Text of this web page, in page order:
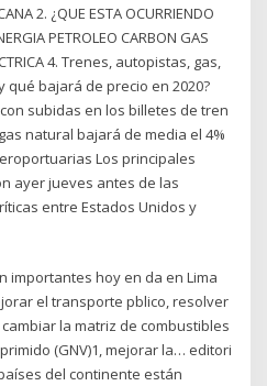
2. ¿QUE ESTA OCURRIENDO
PETROLEO CARBON GAS
4. Trenes, autopistas, gas,
qué bajará de precio en 2020?
subidas en los billetes de tren
natural bajará de media el 4%
Los principales
ayer jueves antes de las
entre Estados Unidos y
importantes hoy en da en Lima
el transporte pblico, resolver
la matriz de combustibles
(GNV)1, mejorar la… editori
del continente están